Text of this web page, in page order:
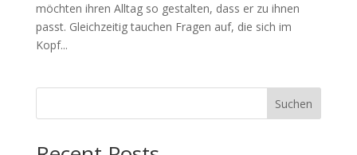
möchten ihren Alltag so gestalten, dass er zu ihnen
passt. Gleichzeitig tauchen Fragen auf, die sich im
Kopf...
Suchen